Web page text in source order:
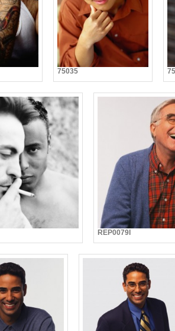
75035
REP0079I